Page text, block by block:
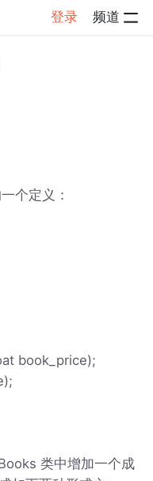
登录 频道
个定义：
book_price);
类中增加一个成